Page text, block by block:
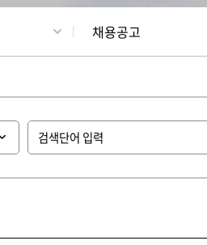
채용공고